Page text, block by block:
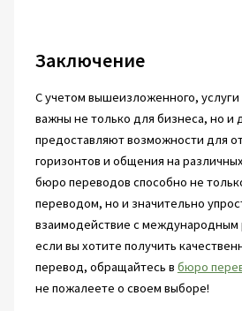
Заключение
С учетом вышеизложенного,
важны не только для бизнеса, но и
предоставляют возможности для
горизонтов и общения на
бюро переводов способно не
переводом, но и значительно
взаимодействие с международным
если вы хотите получить
перевод, обращайтесь в бюро
не пожалеете о своем выборе!